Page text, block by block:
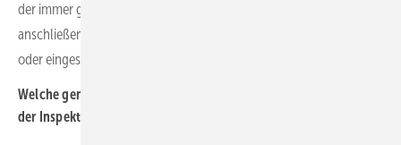
der immer gleichen Distanz. In der Analysesoftware kann
anschließend festgestellt werden, ob der Blitzschutz unterbrochen
oder eingeschränkt ist und die Position exakt lokalisieren.
Welche genauen Daten und Informationen bekomme ich nach
der Inspektion?